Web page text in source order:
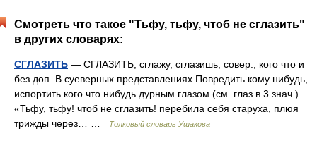
Смотреть что такое "Тьфу, тьфу, чтоб не сглазить"
в других словарях:
СГЛАЗИТЬ — СГЛАЗИТЬ, сглажу, сглазишь, совер., кого что и
без доп. В суеверных представлениях Повредить кому нибудь,
испортить кого что нибудь дурным глазом (см. глаз в 3 знач.).
«Тьфу, тьфу! чтоб не сглазить! перебила себя старуха, плюя
трижды через… …
Толковый словарь Ушакова